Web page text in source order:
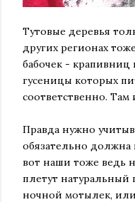
Тутовые деревья
других регионах
бабочек - крапивниц
гусеницы которых
соответственно. Там
Правда нужно
обязательно должна
вот наши тоже ведь
плетут
ночной мотылек,